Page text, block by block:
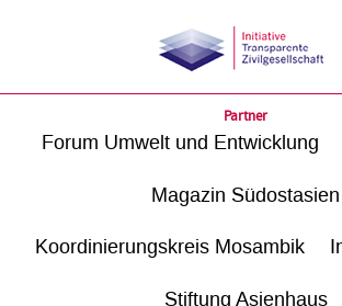
Partner
Forum Umwelt und Entwicklung
Magazin Südostasien
Koordinierungskreis Mosambik
Stiftung Asienhaus